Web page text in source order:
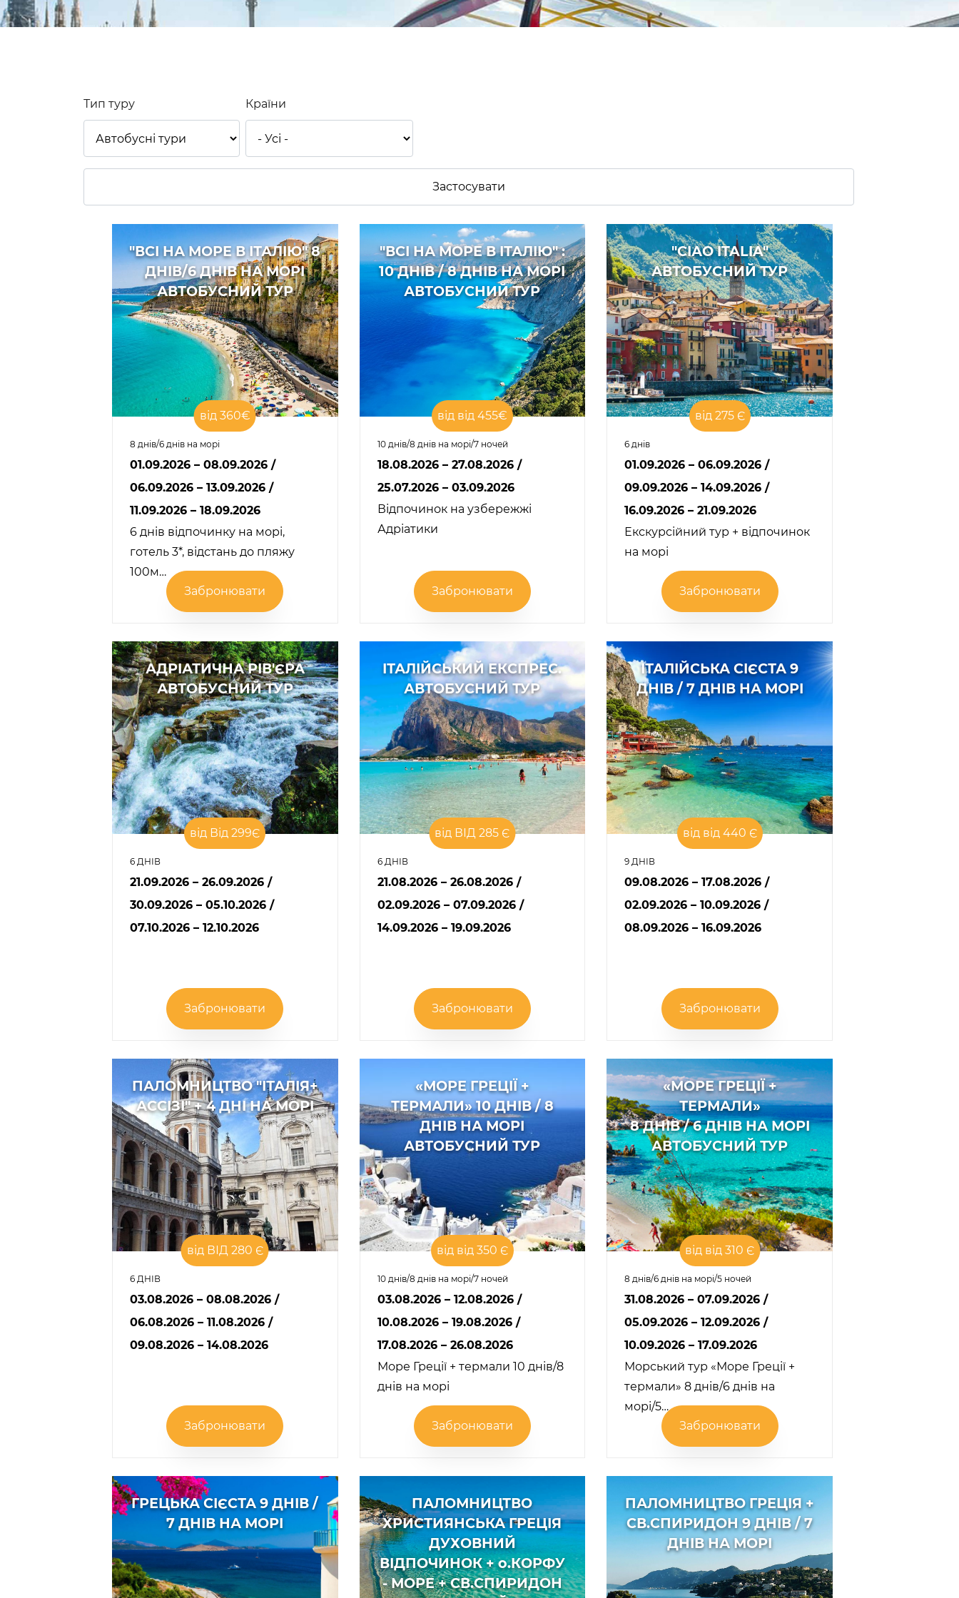
Тип туру Країни
"ВСІ НА МОРЕ В ІТАЛІЮ" 8
ДНІВ/6 ДНІВ НА МОРІ
АВТОБУСНИЙ ТУР
від 360€
8 днів/6 днів на морі
01.09.2026 – 08.09.2026 /
06.09.2026 – 13.09.2026 /
11.09.2026 – 18.09.2026
6 днів відпочинку на морі,
готель 3*, відстань до пляжу
100м…
Забронювати
"ВСІ НА МОРЕ В ІТАЛІЮ" :
10 ДНІВ / 8 ДНІВ НА МОРІ
АВТОБУСНИЙ ТУР
від від 455€
10 днів/8 днів на морі/7 ночей
18.08.2026 – 27.08.2026/
25.07.2026 – 03.09.2026
Відпочинок на узбережжі
Адріатики
Забронювати
"СІАО ITALIA"
АВТОБУСНИЙ ТУР
від 275 Є
6 днів
01.09.2026 – 06.09.2026 /
09.09.2026 – 14.09.2026 /
16.09.2026 – 21.09.2026
Екскурсійний тур + відпочинок
на морі
Забронювати
АДРІАТИЧНА РІВ'ЄРА
АВТОБУСНИЙ ТУР
від Від 299Є
6 ДНІВ
21.09.2026 – 26.09.2026 /
30.09.2026 – 05.10.2026 /
07.10.2026 – 12.10.2026
Забронювати
ІТАЛІЙСЬКИЙ ЕКСПРЕС.
АВТОБУСНИЙ ТУР
від ВІД 285 Є
6 ДНІВ
21.08.2026 – 26.08.2026/
02.09.2026 – 07.09.2026/
14.09.2026 – 19.09.2026
Забронювати
ІТАЛІЙСЬКА СІЄСТА 9
ДНІВ / 7 ДНІВ НА МОРІ
від від 440 Є
9 ДНІВ
09.08.2026 – 17.08.2026 /
02.09.2026 – 10.09.2026 /
08.09.2026 – 16.09.2026
Забронювати
ПАЛОМНИЦТВО "ІТАЛІЯ+
АССІЗІ" + 4 ДНІ НА МОРІ
від ВІД 280 Є
6 ДНІВ
03.08.2026 – 08.08.2026 /
06.08.2026 – 11.08.2026 /
09.08.2026 – 14.08.2026
Забронювати
«МОРЕ ГРЕЦІЇ +
ТЕРМАЛИ» 10 ДНІВ / 8
ДНІВ НА МОРІ
АВТОБУСНИЙ ТУР
від від 350 Є
10 днів/8 днів на морі/7 ночей
03.08.2026 – 12.08.2026/
10.08.2026 – 19.08.2026/
17.08.2026 – 26.08.2026
Море Греції + термали 10 днів/8
днів на морі
Забронювати
«МОРЕ ГРЕЦІЇ +
ТЕРМАЛИ»
8 ДНІВ / 6 ДНІВ НА МОРІ
АВТОБУСНИЙ ТУР
від від 310 Є
8 днів/6 днів на морі/5 ночей
31.08.2026 – 07.09.2026 /
05.09.2026 – 12.09.2026 /
10.09.2026 – 17.09.2026
Морський тур «Море Греції +
термали» 8 днів/6 днів на
морі/5…
Забронювати
ГРЕЦЬКА СІЄСТА 9 ДНІВ /
7 ДНІВ НА МОРІ
ПАЛОМНИЦТВО
ХРИСТИЯНСЬКА ГРЕЦІЯ
ДУХОВНИЙ
ВІДПОЧИНОК + о.КОРФУ
- МОРЕ + СВ.СПИРИДОН
ПАЛОМНИЦТВО ГРЕЦІЯ +
СВ.СПИРИДОН 9 ДНІВ / 7
ДНІВ НА МОРІ